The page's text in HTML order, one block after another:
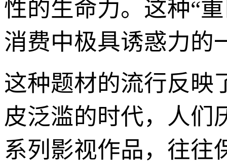
性的生命力。这种“
消费中极具诱惑力的
这种题材的流行反映
皮泛滥的时代，人们
系列影视作品，往